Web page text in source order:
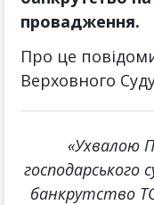
провадження.
Про це
Верховного
«Ухвалою
господарського
банкрутство